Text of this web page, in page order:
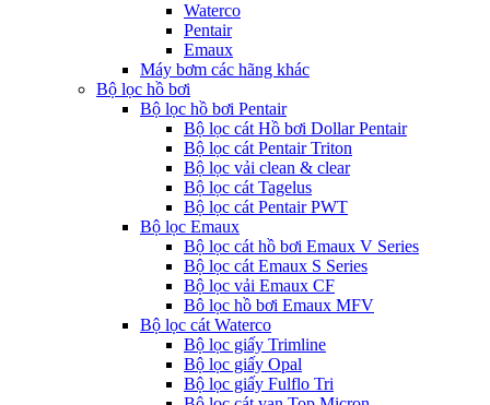
Waterco
Pentair
Emaux
Máy bơm các hãng khác
Bộ lọc hồ bơi
Bộ lọc hồ bơi Pentair
Bộ lọc cát Hồ bơi Dollar Pentair
Bộ lọc cát Pentair Triton
Bộ lọc vải clean & clear
Bộ lọc cát Tagelus
Bộ lọc cát Pentair PWT
Bộ lọc Emaux
Bộ lọc cát hồ bơi Emaux V Series
Bộ lọc cát Emaux S Series
Bộ lọc vải Emaux CF
Bô lọc hồ bơi Emaux MFV
Bộ lọc cát Waterco
Bộ lọc giấy Trimline
Bộ lọc giấy Opal
Bộ lọc giấy Fulflo Tri